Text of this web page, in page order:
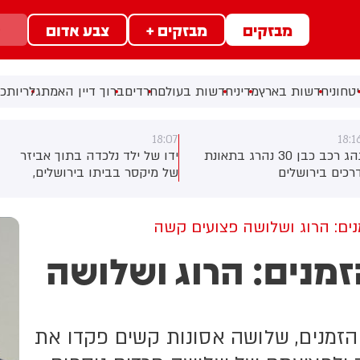
מבזקים מבזקים + צבע אדום
חדשות בארץמדיניחדשות בעולםחרדיםברוך דיין האמתגלריות
נהג רכב כבן 30 נהרג בתאונת
בירושלים
18:07
ידו של ילד נלכדה בתוך אביזר
של מיקסר בביתו בירושלים,
הרוג ושלושה פצועים קשה
הרוג ושלושה
שלושה אסונות קשים פקדו את